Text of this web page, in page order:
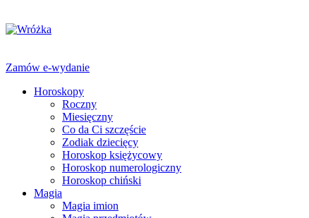
Zamów e-wydanie
Horoskopy
Roczny
Miesięczny
Co da Ci szczęście
Zodiak dziecięcy
Horoskop księżycowy
Horoskop numerologiczny
Horoskop chiński
Magia
Magia imion